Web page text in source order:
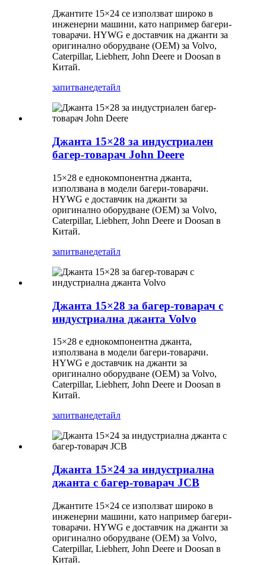
Джантите 15×24 се използват широко в
инженерни машини, като например багери-
товарачи. HYWG е доставчик на джанти за
оригинално оборудване (OEM) за Volvo,
Caterpillar, Liebherr, John Deere и Doosan в
Китай.
запитванедетайл
Джанта 15×28 за индустриален
багер-товарач John Deere
15×28 е еднокомпонентна джанта,
използвана в модели багери-товарачи.
HYWG е доставчик на джанти за
оригинално оборудване (OEM) за Volvo,
Caterpillar, Liebherr, John Deere и Doosan в
Китай.
запитванедетайл
Джанта 15×28 за багер-товарач с
индустриална джанта Volvo
15×28 е еднокомпонентна джанта,
използвана в модели багери-товарачи.
HYWG е доставчик на джанти за
оригинално оборудване (OEM) за Volvo,
Caterpillar, Liebherr, John Deere и Doosan в
Китай.
запитванедетайл
Джанта 15×24 за индустриална
джанта с багер-товарач JCB
Джантите 15×24 се използват широко в
инженерни машини, като например багери-
товарачи. HYWG е доставчик на джанти за
оригинално оборудване (OEM) за Volvo,
Caterpillar, Liebherr, John Deere и Doosan в
Китай.